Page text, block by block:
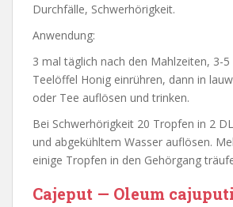
Durchfälle, Schwerhörigkeit.
Anwendung:
3 mal täglich nach den Mahlzeiten, 3-
Teelöffel Honig einrühren, dann in
oder Tee auflösen und trinken.
Bei Schwerhörigkeit 20 Tropfen in 2
und abgekühltem Wasser auflösen.
einige Tropfen in den Gehörgang
Cajeput — Oleum